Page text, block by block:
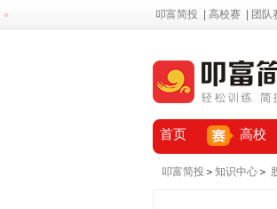
叩富简投 高校赛 团队
首页 高校
叩富简投 ＞ 知识中心 ＞